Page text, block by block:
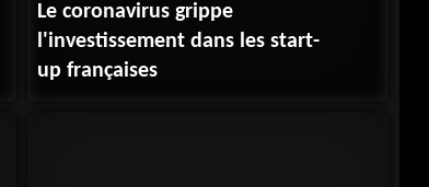
Le coronavirus grippe
l'investissement dans les start-
up françaises